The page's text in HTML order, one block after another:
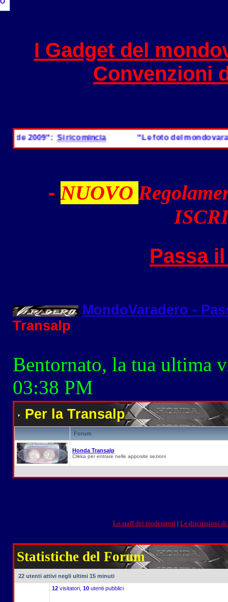
I Gadget del
Convenzioni
2009":Si ricomincia "Le foto del
- NUOVO
Passa
MondoVaradero -
Transalp
Bentornato, la tua ultima
03:38 PM
Per la Transalp
Forum
Honda Transalp
Clikka per entrare nelle apposite sezioni
Lo staff dei moderatori | Le discussioni
Statistiche del Forum
22 utenti attivi negli ultimi 15 minuti
12visitatori, 10utenti pubblici